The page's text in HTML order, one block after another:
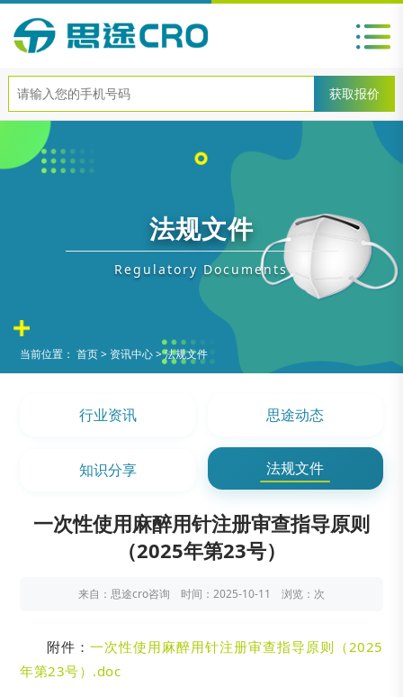
法规文件
Regulatory Documents
当前位置：首页> 资讯中心>法规文件
行业资讯 思途动态
知识分享 法规文件
一次性使用麻醉用针注册审查指导原则
（2025年第23号）
来自：思途cro咨询 时间：2025-10-11 浏览： 次
附件：一次性使用麻醉用针注册审查指导原则（2025
年第23号）.doc